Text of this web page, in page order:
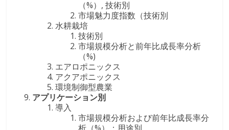
（%）, 技術別
市場魅力度指数（技術別
水耕栽培
技術別
市場規模分析と前年比成長率分析
（%)
エアロポニックス
アクアポニックス
環境制御型農業
アプリケーション別
導入
市場規模分析および前年比成長率分